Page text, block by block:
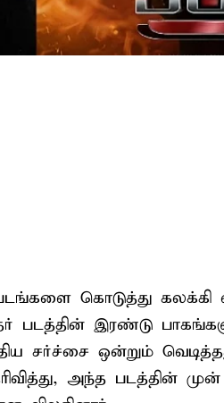
படங்களை கொடுத்து
படத்தின் இரண்டு
சர்ச்சை ஒன்றும்
அந்த படத்தின் முன்